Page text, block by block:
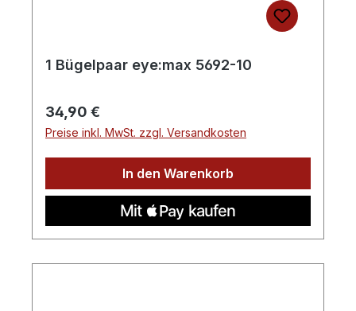
1 Bügelpaar eye:max 5692-10
Regulärer Preis:
34,90 €
Preise inkl. MwSt. zzgl. Versandkosten
In den Warenkorb